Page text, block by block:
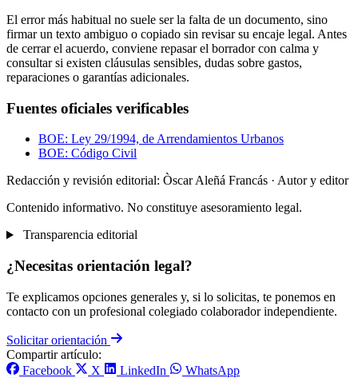
El error más habitual no suele ser la falta de un documento, sino
firmar un texto ambiguo o copiado sin revisar su encaje legal. Antes
de cerrar el acuerdo, conviene repasar el borrador con calma y
consultar si existen cláusulas sensibles, dudas sobre gastos,
reparaciones o garantías adicionales.
Fuentes oficiales verificables
BOE: Ley 29/1994, de Arrendamientos Urbanos
BOE: Código Civil
Redacción y revisión editorial: Òscar Aleñá Francás · Autor y editor
Contenido informativo. No constituye asesoramiento legal.
Transparencia editorial
¿Necesitas orientación legal?
Te explicamos opciones generales y, si lo solicitas, te ponemos en
contacto con un profesional colegiado colaborador independiente.
Solicitar orientación
Compartir artículo:
Facebook
X LinkedIn WhatsApp